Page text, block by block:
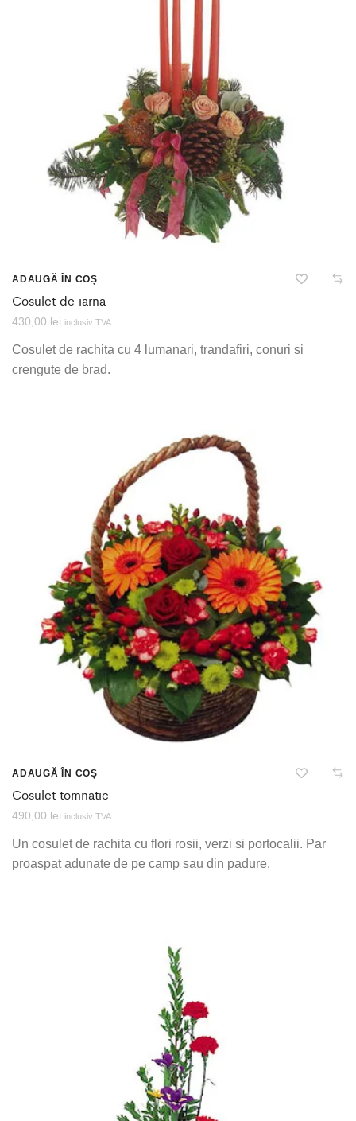
ADAUGĂ ÎN COȘ
Cosulet de iarna
430,00 lei inclusiv TVA
Cosulet de rachita cu 4 lumanari, trandafiri, conuri si
crengute de brad.
ADAUGĂ ÎN COȘ
Cosulet tomnatic
490,00 lei inclusiv TVA
Un cosulet de rachita cu flori rosii, verzi si portocalii. Par
proaspat adunate de pe camp sau din padure.